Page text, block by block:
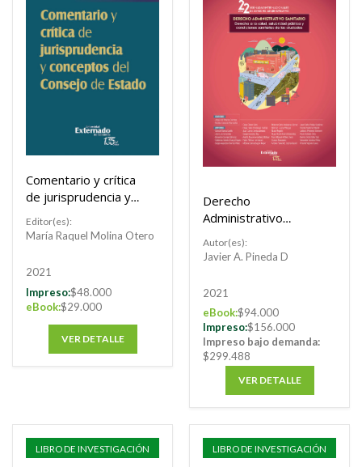
Comentario y crítica
de jurisprudencia y
conceptos del
consejo de estado
Editor(es):
María Raquel Molina Otero
2021
Impreso:$48.000
eBook:$29.000
VER DETALLE
Derecho
Administrativo
Autor(es):
Javier A. Pineda D
2021
eBook:$94.000
Impreso:$156.000
Impreso bajo demanda:
$299.488
VER DETALLE
LIBRO DE INVESTIGACIÓN LIBRO DE INVESTIGACIÓN